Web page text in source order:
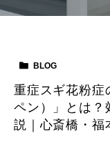
BLOG
重症スギ花粉症
ペン）」とは？
説｜心斎橋・福